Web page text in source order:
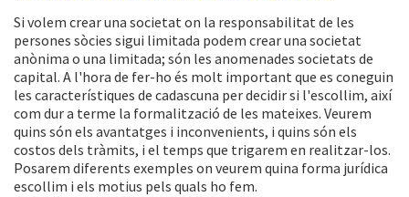
Si volem crear una societat on la responsabilitat de les
persones sòcies sigui limitada podem crear una societat
anònima o una limitada; són les anomenades societats de
capital. A l'hora de fer-ho és molt important que es coneguin
les característiques de cadascuna per decidir si l'escollim, així
com dur a terme la formalització de les mateixes. Veurem
quins són els avantatges i inconvenients, i quins són els
costos dels tràmits, i el temps que trigarem en realitzar-los.
Posarem diferents exemples on veurem quina forma jurídica
escollim i els motius pels quals ho fem.